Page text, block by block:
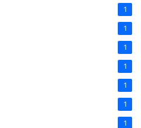
1
1
1
1
1
1
1